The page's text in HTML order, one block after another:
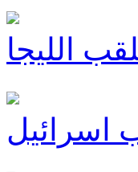
الليجا
اسرائيل